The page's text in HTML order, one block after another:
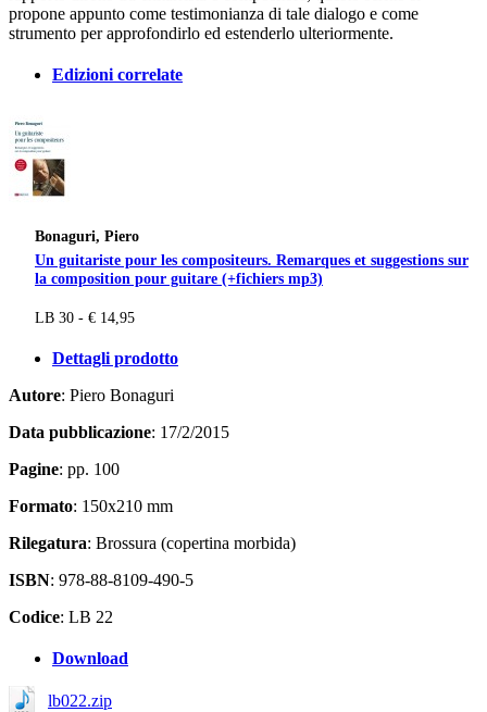
propone appunto come testimonianza di tale dialogo e come
strumento per approfondirlo ed estenderlo ulteriormente.
Edizioni correlate
Bonaguri, Piero
Un guitariste pour les compositeurs. Remarques et suggestions sur
la composition pour guitare (+fichiers mp3)
LB 30 - € 14,95
Dettagli prodotto
Autore: Piero Bonaguri
Data pubblicazione: 17/2/2015
Pagine: pp. 100
Formato: 150x210 mm
Rilegatura: Brossura (copertina morbida)
ISBN: 978-88-8109-490-5
Codice: LB 22
Download
lb022.zip